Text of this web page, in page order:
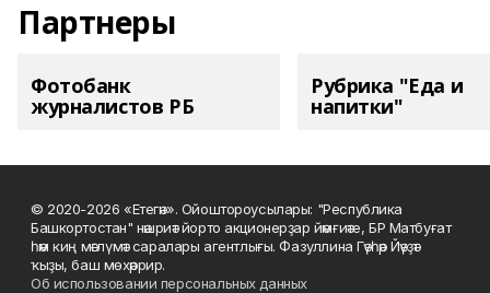
Партнеры
Фотобанк
журналистов РБ
Рубрика "Еда и
напитки"
© 2020-2026 «Етегән». Ойоштороусылары: "Республика
Башкортостан" нәшриәт йорто акционерҙар йәмғиәте, БР Матбуғат
һәм киң мәғлүмәт саралары агентлығы. Фазуллина Гәүһәр Йәүҙәт
ҡыҙы, баш мөхәррир.
Об использовании персональных данных